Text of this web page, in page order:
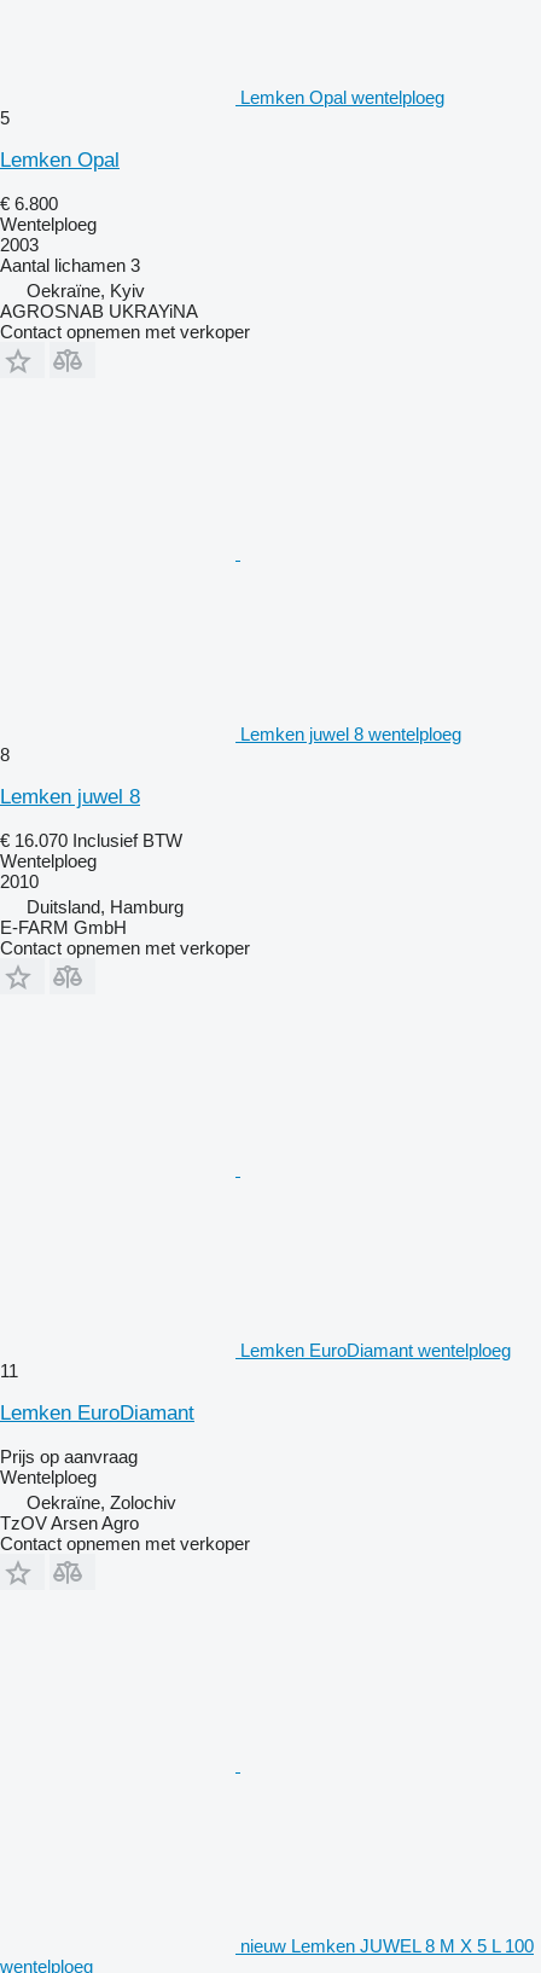
Lemken Opal wentelploeg
5
Lemken Opal
€ 6.800
Wentelploeg
2003
Aantal lichamen 3
Oekraïne, Kyiv
AGROSNAB UKRAYiNA
Contact opnemen met verkoper
Lemken juwel 8 wentelploeg
8
Lemken juwel 8
€ 16.070 Inclusief BTW
Wentelploeg
2010
Duitsland, Hamburg
E-FARM GmbH
Contact opnemen met verkoper
Lemken EuroDiamant wentelploeg
11
Lemken EuroDiamant
Prijs op aanvraag
Wentelploeg
Oekraïne, Zolochiv
TzOV Arsen Agro
Contact opnemen met verkoper
nieuw Lemken JUWEL 8 M X 5 L 100
wentelploeg